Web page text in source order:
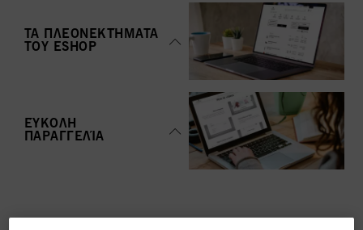
ΤΑ ΠΛΕΟΝΕΚΤΉΜΑΤΑ
ΤΟΥ ΕSHOP
ΕΎΚΟΛΗ
ΠΑΡΑΓΓΕΛΊΑ